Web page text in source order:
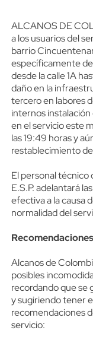
Content
Descripción
ALCANOS DE
a los usuarios del
barrio
específicamente
desde la calle 1A
daño en la
tercero en labores
internos
en el servicio este
las 19:49 horas y
restablecimiento
El personal técnico
E.S.P. adelantará
efectiva a la causa
normalidad del
Alcanos de
posibles
recordando que se
y sugiriendo tener
recomendaciones
servicio: